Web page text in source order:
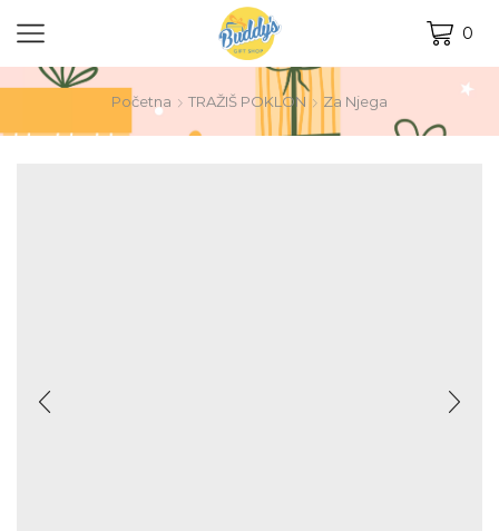
0
Početna TRAŽIŠ POKLON Za Njega